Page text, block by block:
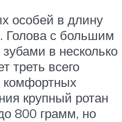
особей в длину
Голова с большим
в несколько
треть всего
комфортных
крупный ротан
800 грамм, но